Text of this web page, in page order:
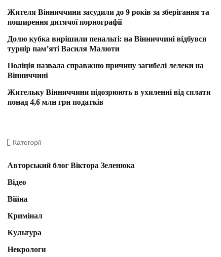
Жителя Вінниччини засудили до 9 років за зберігання та
поширення дитячої порнографії
Долю кубка вирішили пенальті: на Вінниччині відбувся
турнір пам’яті Василя Малюти
Поліція назвала справжню причину загибелі лелеки на
Вінниччині
Жительку Вінниччини підозрюють в ухиленні від сплати
понад 4,6 млн грн податків
Категорії
Авторський блог Віктора Зеленюка
Відео
Війна
Кримінал
Культура
Некрологи